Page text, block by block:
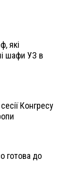
які
шафи УЗ в
Конгресу
готова до